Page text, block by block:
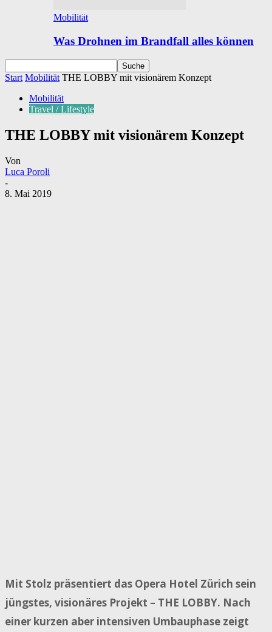
Mobilität
Was Drohnen im Brandfall alles können
Start Mobilität THE LOBBY mit visionärem Konzept
Mobilität
Travel / Lifestyle
THE LOBBY mit visionärem Konzept
Von
Luca Poroli
-
8. Mai 2019
Mit Stolz präsentiert das Opera Hotel Zürich sein
jüngstes, visionäres Projekt – THE LOBBY. Nach
einer kurzen aber intensiven Umbauphase zeigt